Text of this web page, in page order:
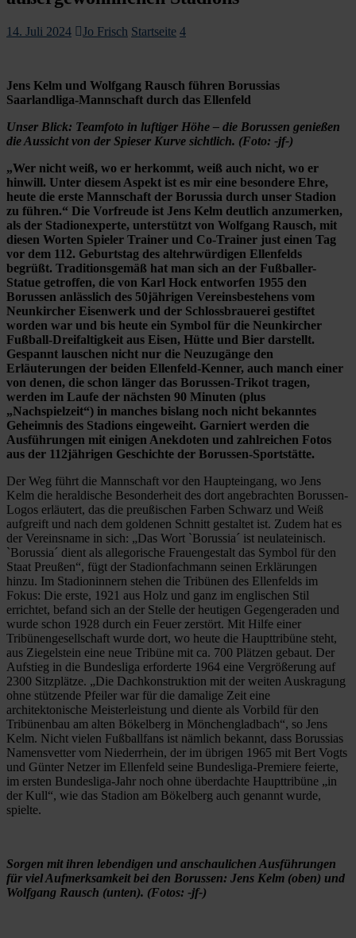
14. Juli 2024 Jo Frisch Startseite 4
Jens Kelm und Wolfgang Rausch führen Borussias
Saarlandliga-Mannschaft durch das Ellenfeld
Unser Blick: Teamfoto in luftiger Höhe – die Borussen genießen
die Aussicht von der Spieser Kurve sichtlich. (Foto: -jf-)
„Wer nicht weiß, wo er herkommt, weiß auch nicht, wo er
hinwill. Unter diesem Aspekt ist es mir eine besondere Ehre,
heute die erste Mannschaft der Borussia durch unser Stadion
zu führen.“ Die Vorfreude ist Jens Kelm deutlich anzumerken,
als der Stadionexperte, unterstützt von Wolfgang Rausch, mit
diesen Worten Spieler Trainer und Co-Trainer just einen Tag
vor dem 112. Geburtstag des altehrwürdigen Ellenfelds
begrüßt. Traditionsgemäß hat man sich an der Fußballer-
Statue getroffen, die von Karl Hock entworfen 1955 den
Borussen anlässlich des 50jährigen Vereinsbestehens vom
Neunkircher Eisenwerk und der Schlossbrauerei gestiftet
worden war und bis heute ein Symbol für die Neunkircher
Fußball-Dreifaltigkeit aus Eisen, Hütte und Bier darstellt.
Gespannt lauschen nicht nur die Neuzugänge den
Erläuterungen der beiden Ellenfeld-Kenner, auch manch einer
von denen, die schon länger das Borussen-Trikot tragen,
werden im Laufe der nächsten 90 Minuten (plus
„Nachspielzeit“) in manches bislang noch nicht bekanntes
Geheimnis des Stadions eingeweiht. Garniert werden die
Ausführungen mit einigen Anekdoten und zahlreichen Fotos
aus der 112jährigen Geschichte der Borussen-Sportstätte.
Der Weg führt die Mannschaft vor den Haupteingang, wo Jens
Kelm die heraldische Besonderheit des dort angebrachten Borussen-
Logos erläutert, das die preußischen Farben Schwarz und Weiß
aufgreift und nach dem goldenen Schnitt gestaltet ist. Zudem hat es
der Vereinsname in sich: „Das Wort `Borussia´ ist neulateinisch.
`Borussia´ dient als allegorische Frauengestalt das Symbol für den
Staat Preußen“, fügt der Stadionfachmann seinen Erklärungen
hinzu. Im Stadioninnern stehen die Tribünen des Ellenfelds im
Fokus: Die erste, 1921 aus Holz und ganz im englischen Stil
errichtet, befand sich an der Stelle der heutigen Gegengeraden und
wurde schon 1928 durch ein Feuer zerstört. Mit Hilfe einer
Tribünengesellschaft wurde dort, wo heute die Haupttribüne steht,
aus Ziegelstein eine neue Tribüne mit ca. 700 Plätzen gebaut. Der
Aufstieg in die Bundesliga erforderte 1964 eine Vergrößerung auf
2300 Sitzplätze. „Die Dachkonstruktion mit der weiten Auskragung
ohne stützende Pfeiler war für die damalige Zeit eine
architektonische Meisterleistung und diente als Vorbild für den
Tribünenbau am alten Bökelberg in Mönchengladbach“, so Jens
Kelm. Nicht vielen Fußballfans ist nämlich bekannt, dass Borussias
Namensvetter vom Niederrhein, der im übrigen 1965 mit Bert Vogts
und Günter Netzer im Ellenfeld seine Bundesliga-Premiere feierte,
im ersten Bundesliga-Jahr noch ohne überdachte Haupttribüne „in
der Kull“, wie das Stadion am Bökelberg auch genannt wurde,
spielte.
Sorgen mit ihren lebendigen und anschaulichen Ausführungen
für viel Aufmerksamkeit bei den Borussen: Jens Kelm (oben) und
Wolfgang Rausch (unten). (Fotos: -jf-)